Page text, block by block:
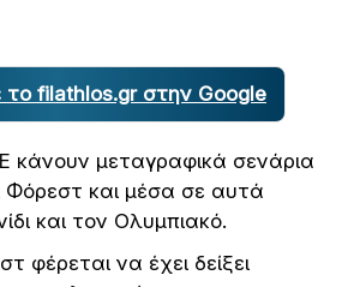
το filathlos.gr στην Google
κάνουν μεταγραφικά σενάρια
Φόρεστ και μέσα σε αυτά
και τον Ολυμπιακό.
φέρεται να έχει δείξει